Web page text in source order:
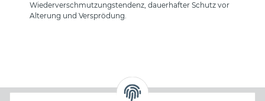
Wiederverschmutzungstendenz, dauerhafter Schutz vor
Alterung und Versprödung.